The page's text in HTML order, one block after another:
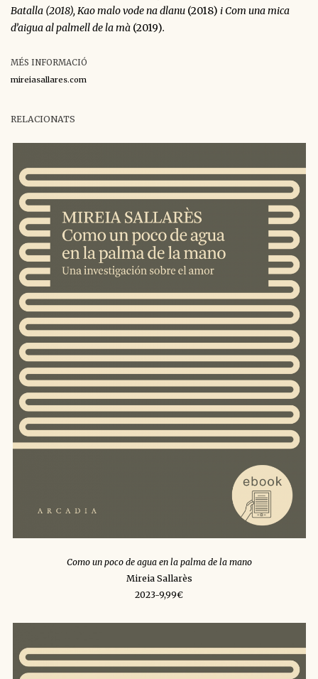
Batalla (2018), Kao malo vode na dlanu (2018) i Com una mica
d’aigua al palmell de la mà (2019).
MÉS INFORMACIÓ
mireiasallares.com
RELACIONATS
Como un poco de agua en la palma de la mano
Mireia Sallarès
2023-9,99€